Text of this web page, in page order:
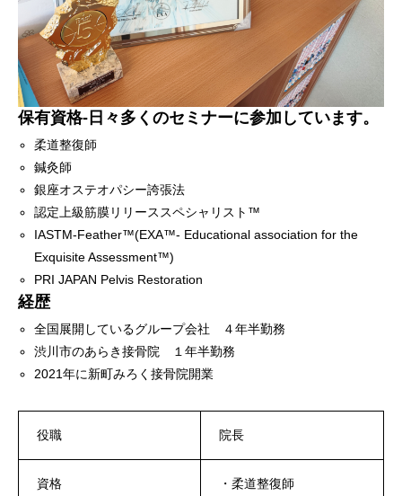
保有資格-日々多くのセミナーに参加しています。
柔道整復師
鍼灸師
銀座オステオパシー誇張法
認定上級筋膜リリーススペシャリスト™
IASTM-Feather™(EXA™- Educational association for the
Exquisite Assessment™)
PRI JAPAN Pelvis Restoration
経歴
全国展開しているグループ会社 ４年半勤務
渋川市のあらき接骨院 １年半勤務
2021年に新町みろく接骨院開業
役職 院長
資格
・柔道整復師